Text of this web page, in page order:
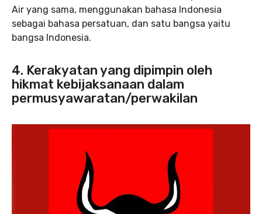
Air yang sama, menggunakan bahasa Indonesia
sebagai bahasa persatuan, dan satu bangsa yaitu
bangsa Indonesia.
4. Kerakyatan yang dipimpin oleh
hikmat kebijaksanaan dalam
permusyawaratan/perwakilan